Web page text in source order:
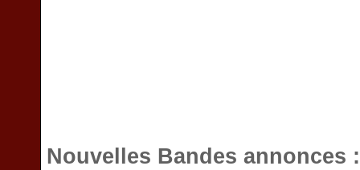
Nouvelles Bandes annonces